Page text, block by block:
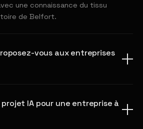
une connaissance du tissu
de Belfort.
vous aux entreprises
IA pour une entreprise à